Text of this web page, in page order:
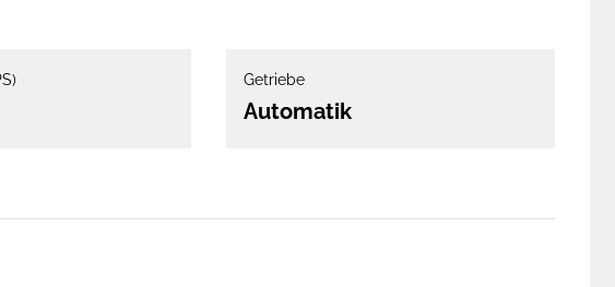
Getriebe
Automatik